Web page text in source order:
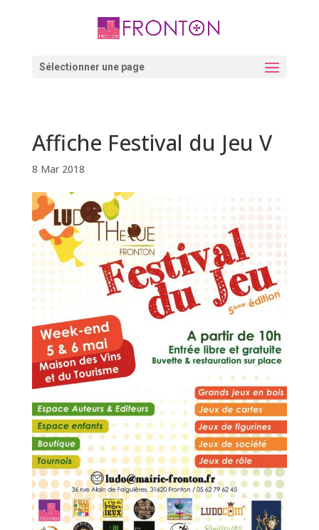
Sélectionner une page
Affiche Festival du Jeu V
8 Mar 2018